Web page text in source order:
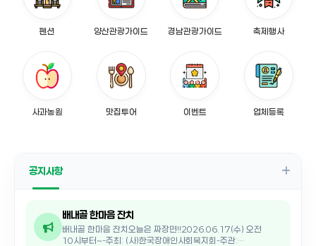
펜션 양산관광가이드 경남관광가이드 축제행사
사과농원 맛집투어 이벤트 업체등록
공지사항
배내골 한마음 잔치
배내골 한마음 잔치오늘은 짜장면!!2026.06.17(수) 오전
10시부터~-주최: (사)한국장애인사회복지회-주관: